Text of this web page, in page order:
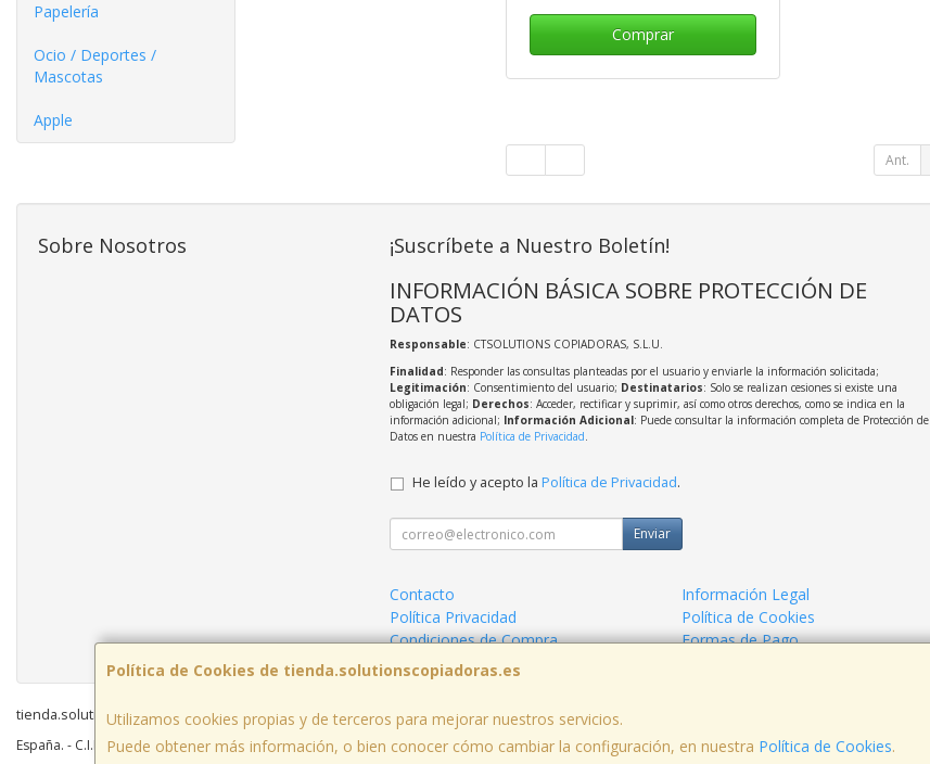
Papelería
Ocio / Deportes /
Mascotas
Apple
Comprar
Ant.
Política de Cookies de tienda.solutionscopiadoras.es
Utilizamos cookies propias y de terceros para mejorar nuestros servicios.
Puede obtener más información, o bien conocer cómo cambiar la configuración, en nuestra Política de Cookies.
Sobre Nosotros ¡Suscríbete a Nuestro Boletín!
INFORMACIÓN BÁSICA SOBRE PROTECCIÓN DE
DATOS
Responsable: CTSOLUTIONS COPIADORAS, S.L.U.
Finalidad: Responder las consultas planteadas por el usuario y enviarle la información solicitada;
Legitimación: Consentimiento del usuario; Destinatarios: Solo se realizan cesiones si existe una
obligación legal; Derechos: Acceder, rectificar y suprimir, así como otros derechos, como se indica en la
información adicional; Información Adicional: Puede consultar la información completa de Protección de
Datos en nuestra Política de Privacidad.
He leído y acepto la Política de Privacidad.
Enviar
Contacto
Información Legal
Política Privacidad
Política de Cookies
Condiciones de Compra
Formas de Pago
tienda.solutionscopiadoras.es © 2026
España. - C.I.F.: B45866688 - Tfno: 630988388